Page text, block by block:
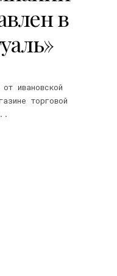
в
ивановской
торговой